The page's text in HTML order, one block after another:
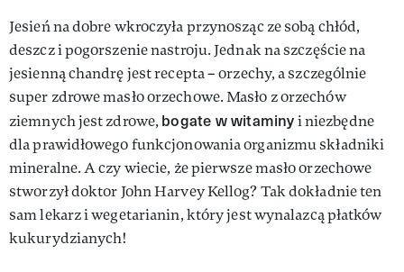
Jesień na dobre wkroczyła przynosząc ze sobą chłód,
deszcz i pogorszenie nastroju. Jednak na szczęście na
jesienną chandrę jest recepta – orzechy, a szczególnie
super zdrowe masło orzechowe. Masło z orzechów
ziemnych jest zdrowe, bogate w witaminyi niezbędne
dla prawidłowego funkcjonowania organizmu składniki
mineralne. A czy wiecie, że pierwsze masło orzechowe
stworzył doktor John Harvey Kellog? Tak dokładnie ten
sam lekarz i wegetarianin, który jest wynalazcą płatków
kukurydzianych!